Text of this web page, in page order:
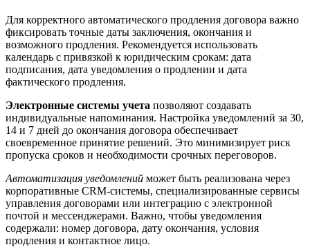
Для корректного автоматического продления договора важно
фиксировать точные даты заключения, окончания и
возможного продления. Рекомендуется использовать
календарь с привязкой к юридическим срокам: дата
подписания, дата уведомления о продлении и дата
фактического продления.
Электронные системы учета позволяют создавать
индивидуальные напоминания. Настройка уведомлений за 30,
14 и 7 дней до окончания договора обеспечивает
своевременное принятие решений. Это минимизирует риск
пропуска сроков и необходимости срочных переговоров.
Автоматизация уведомлений может быть реализована через
корпоративные CRM-системы, специализированные сервисы
управления договорами или интеграцию с электронной
почтой и мессенджерами. Важно, чтобы уведомления
содержали: номер договора, дату окончания, условия
продления и контактное лицо.